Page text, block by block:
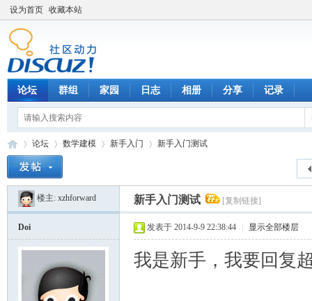
设为首页 收藏本站
论坛 群组 家园 日志 相册 分享 记录
»
论坛
›
数学建模
›
新手入门
›
新手入门测试
楼主: xzhforward 新手入门测试 [复制链接]
Doi 发表于 2014-9-9 22:38:44 显示全部楼层
我是新手，我要回复